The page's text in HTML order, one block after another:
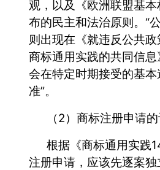
观，以及《欧洲联盟基
布的民主和法治原则。“
则出现在《就违反公共
商标通用实践的共同信息
会在特定时期接受的基
准”。
（2）商标注册申请
根据《商标通用实践
注册申请，应该先逐案